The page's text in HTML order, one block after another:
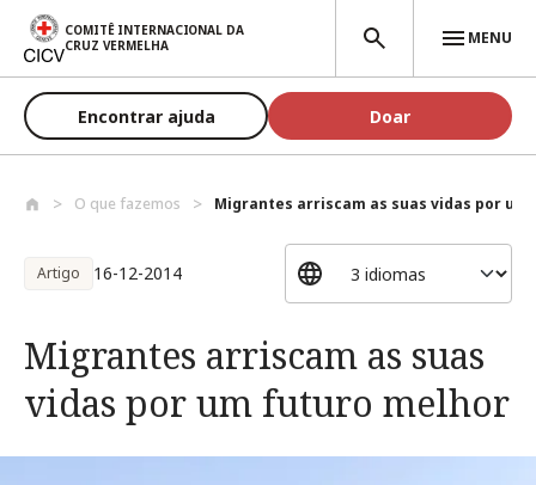
Passar para o conteúdo principal
COMITÊ INTERNACIONAL DA
CRUZ VERMELHA
MENU
Encontrar ajuda Doar
O que fazemos Migrantes arriscam as suas vidas por um
Artigo 16-12-2014
Migrantes arriscam as suas
vidas por um futuro melhor